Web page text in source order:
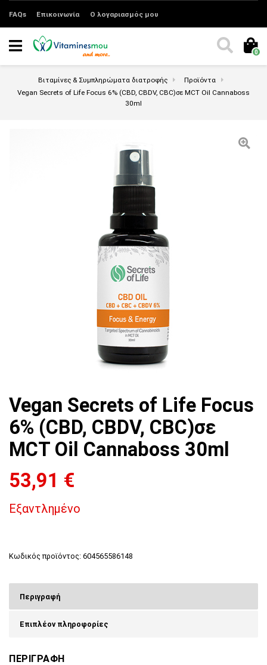
FAQs Επικοινωνία Ο λογαριασμός μου
0
Βιταμίνες & Συμπληρώματα διατροφής
Προϊόντα
Vegan Secrets of Life Focus 6% (CBD, CBDV, CBC)σε MCT Oil Cannaboss
30ml
Vegan Secrets of Life Focus
6% (CBD, CBDV, CBC)σε
MCT Oil Cannaboss 30ml
53,91 €
Εξαντλημένο
Κωδικός προϊόντος: 604565586148
Περιγραφή
Επιπλέον πληροφορίες
ΠΕΡΙΓΡΑΦΗ